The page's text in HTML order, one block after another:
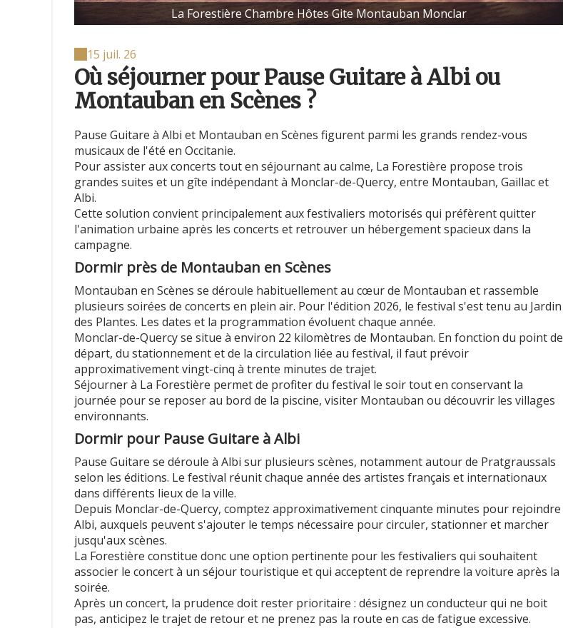
La Forestière Chambre Hôtes Gite Montauban Monclar
15 juil. 26
Où séjourner pour Pause Guitare à Albi ou
Montauban en Scènes ?
Pause Guitare à Albi et Montauban en Scènes figurent parmi les grands rendez-vous
musicaux de l'été en Occitanie.
Pour assister aux concerts tout en séjournant au calme, La Forestière propose trois
grandes suites et un gîte indépendant à Monclar-de-Quercy, entre Montauban, Gaillac et
Albi.
Cette solution convient principalement aux festivaliers motorisés qui préfèrent quitter
l'animation urbaine après les concerts et retrouver un hébergement spacieux dans la
campagne.
Dormir près de Montauban en Scènes
Montauban en Scènes se déroule habituellement au cœur de Montauban et rassemble
plusieurs soirées de concerts en plein air. Pour l'édition 2026, le festival s'est tenu au Jardin
des Plantes. Les dates et la programmation évoluent chaque année.
Monclar-de-Quercy se situe à environ 22 kilomètres de Montauban. En fonction du point de
départ, du stationnement et de la circulation liée au festival, il faut prévoir
approximativement vingt-cinq à trente minutes de trajet.
Séjourner à La Forestière permet de profiter du festival le soir tout en conservant la
journée pour se reposer au bord de la piscine, visiter Montauban ou découvrir les villages
environnants.
Dormir pour Pause Guitare à Albi
Pause Guitare se déroule à Albi sur plusieurs scènes, notamment autour de Pratgraussals
selon les éditions. Le festival réunit chaque année des artistes français et internationaux
dans différents lieux de la ville.
Depuis Monclar-de-Quercy, comptez approximativement cinquante minutes pour rejoindre
Albi, auxquels peuvent s'ajouter le temps nécessaire pour circuler, stationner et marcher
jusqu'aux scènes.
La Forestière constitue donc une option pertinente pour les festivaliers qui souhaitent
associer le concert à un séjour touristique et qui acceptent de reprendre la voiture après la
soirée.
Après un concert, la prudence doit rester prioritaire : désignez un conducteur qui ne boit
pas, anticipez le trajet de retour et ne prenez pas la route en cas de fatigue excessive.